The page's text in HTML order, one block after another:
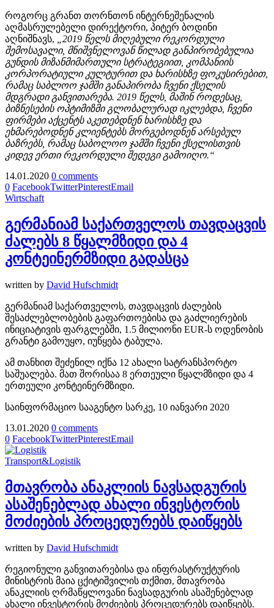
როგორც გრანთ თორნთონ ინტერნეშენალის
აღმასრულებელი დირექტორი, პიტერ ბოდინი
აღნიშნავს,
„2019 წელს მიღებული რეკორდული
შემოსავალი, მნიშვნელოვან წილად განპირობებულია
გუნდის მიზანმიმართული სტრატეგიით, კომპანიის
კორპორატიული კულტურით და ხარისხზე ფოკუსირებით,
რამაც საბლოო ჯამში განაპირობა ჩვენი ქსელის
მდგრადი განვითარება. 2019 წელს, მაშინ როდესაც,
ბიზნესების ოპტიმიზმი გლობალურად იკლებდა, ჩვენი
ფირმები აქცენტს აკეთებდნენ ხარისხზე და
ეხმარებოდნენ კლიენტებს მორგებოდნენ არსებულ
ბაზრებს, რამაც საბოლოო ჯამში ჩვენი ქსელისთვის
კიდევ ერთი რეკორდული შედეგი გამოიღო.“
14.01.2020 0 comments
0 FacebookTwitterPinterestEmail
Wirtschaft
გერმანიამ საქართველოს თავდაცვის
ძალებს 8 წყალმზიდი და 4
კონტეინერმზიდი გადასცა
written by David Hufschmidt
გერმანიამ საქართველოს, თავდაცვის ძალების
შესაძლებლობების გაფართოებისა და გაძლიერების
ინიციატივის ფარგლებში, 1.5 მილიონი EUR-ს ოდენობის
გრანტი გამოუყო, იუწყება ტაბულა.
ამ თანხით შეძენილ იქნა 12 ახალი სატრანსპორტო
საშუალება. მათ შორისაა 8 ერთეული წყალმზიდი და 4
ერთეული კონტეინერმზიდი.
საინფორმაციო სააგენტო სარკე, 10 იანვარი 2020
13.01.2020 0 comments
0 FacebookTwitterPinterestEmail
Transport&Logistik
მთავრობა ანაკლიის ნავსადგურის
ასაშენებლად ახალი ინვესტორის
მოძიების პროცედურებს დაიწყებს
written by David Hufschmidt
რეგიონული განვითარებისა და ინფრასტრუქტურის
მინისტრის მაია ცქიტიშვილის თქმით, მთავრობა
ანაკლიის ღრმაწყლოვანი ნავსადგურის ასაშენებლად
ახალი ინვესტორის მოძიების პროცედურებს დაიწყებს.